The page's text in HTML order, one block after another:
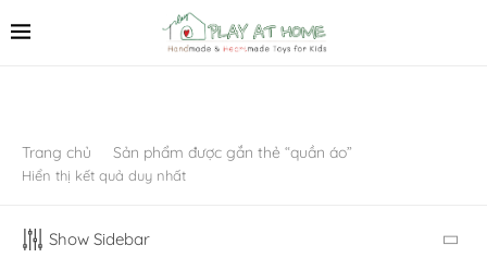
Trang chủ Sản phẩm được gắn thẻ “quần áo”
Hiển thị kết quả duy nhất
Show Sidebar